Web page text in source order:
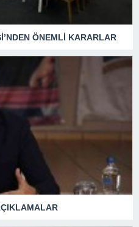
ÖNEMLİ KARARLAR